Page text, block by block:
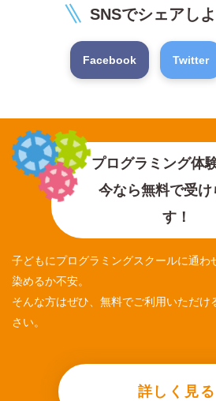
SNSでシェアしよ
Facebook Twitter
プログラミング体
今なら無料で受け
す！
子どもにプログラミングスクールに通わ
染めるか不安。
そんな方はぜひ、無料でご利用いただけ
さい。
詳しく見る